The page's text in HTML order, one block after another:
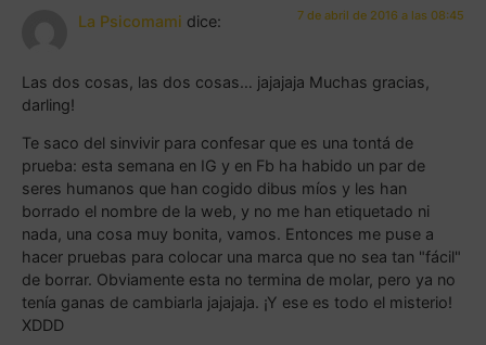
La Psicomami dice: 7 de abril de 2016 a las 08:45
Las dos cosas, las dos cosas… jajajaja Muchas gracias,
darling!
Te saco del sinvivir para confesar que es una tontá de
prueba: esta semana en IG y en Fb ha habido un par de
seres humanos que han cogido dibus míos y les han
borrado el nombre de la web, y no me han etiquetado ni
nada, una cosa muy bonita, vamos. Entonces me puse a
hacer pruebas para colocar una marca que no sea tan "fácil"
de borrar. Obviamente esta no termina de molar, pero ya no
tenía ganas de cambiarla jajajaja. ¡Y ese es todo el misterio!
XDDD